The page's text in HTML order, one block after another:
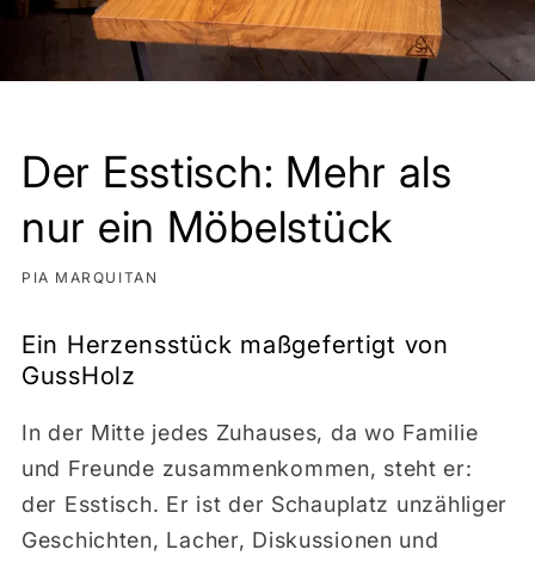
Der Esstisch: Mehr als
nur ein Möbelstück
PIA MARQUITAN
Ein Herzensstück maßgefertigt von
GussHolz
In der Mitte jedes Zuhauses, da wo Familie
und Freunde zusammenkommen, steht er:
der Esstisch. Er ist der Schauplatz unzähliger
Geschichten, Lacher, Diskussionen und